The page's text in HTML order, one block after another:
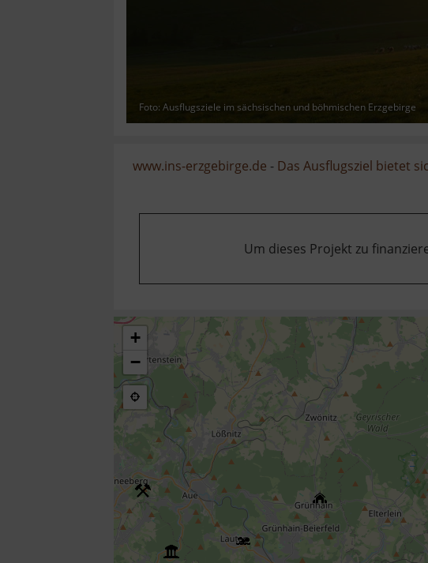
Foto: Ausflugsziele im sächsischen und böhmischen Erzgebirge
www.ins-erzgebirge.de - Das Ausflugsziel bietet
Um dieses Projekt zu
+
−